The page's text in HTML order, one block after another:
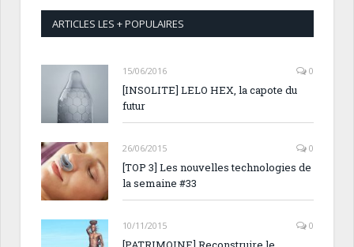
ARTICLES LES + POPULAIRES
15/06/2016 0
[INSOLITE] LELO HEX, la capote du
futur
26/06/2015 0
[TOP 3] Les nouvelles technologies de
la semaine #33
10/11/2015 0